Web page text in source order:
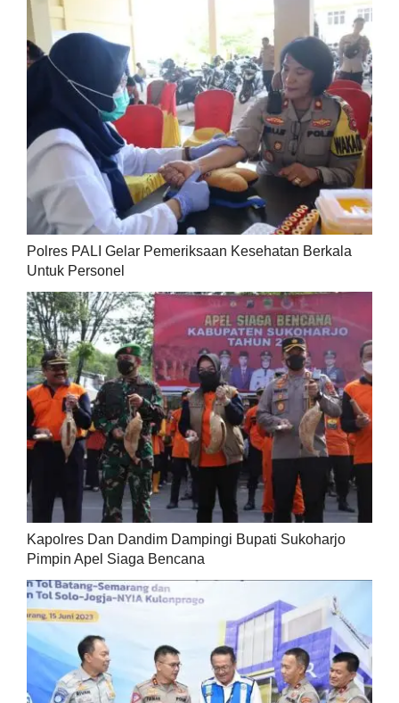
Polres PALI Gelar Pemeriksaan Kesehatan Berkala
Untuk Personel
Kapolres Dan Dandim Dampingi Bupati Sukoharjo
Pimpin Apel Siaga Bencana